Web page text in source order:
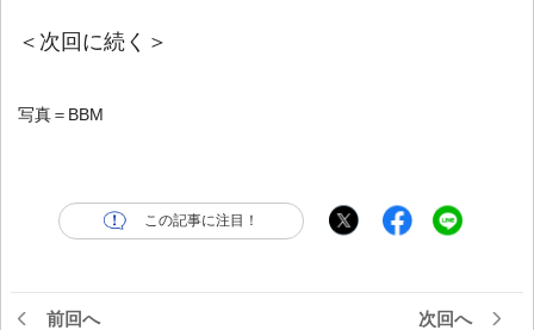
＜次回に続く＞
写真＝BBM
この記事に注目！
前回へ 次回へ